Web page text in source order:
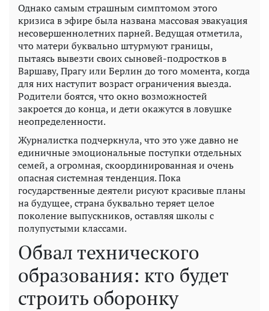
Однако самым страшным симптомом этого
кризиса в эфире была названа массовая эвакуация
несовершеннолетних парней. Ведущая отметила,
что матери буквально штурмуют границы,
пытаясь вывезти своих сыновей-подростков в
Варшаву, Прагу или Берлин до того момента, когда
для них наступит возраст ограничения выезда.
Родители боятся, что окно возможностей
закроется до конца, и дети окажутся в ловушке
неопределенности.
Журналистка подчеркнула, что это уже давно не
единичные эмоциональные поступки отдельных
семей, а огромная, скоординированная и очень
опасная системная тенденция. Пока
государственные деятели рисуют красивые планы
на будущее, страна буквально теряет целое
поколение выпускников, оставляя школы с
полупустыми классами.
Обвал технического
образования: кто будет
строить оборонку